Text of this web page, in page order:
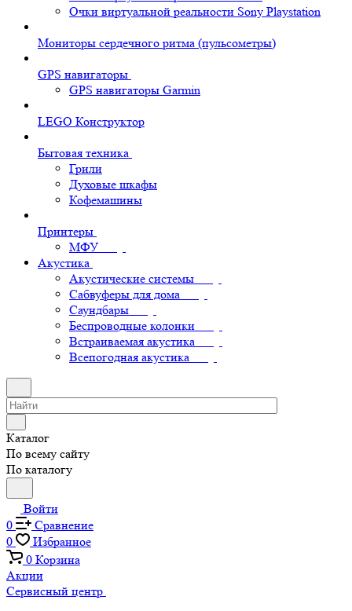
Очки виртуальной реальности Sony Playstation
Мониторы сердечного ритма (пульсометры)
GPS навигаторы
GPS навигаторы Garmin
LEGO Конструктор
Бытовая техника
Грили
Духовые шкафы
Кофемашины
Принтеры
МФУ
Акустика
Акустические системы
Сабвуферы для дома
Саундбары
Беспроводные колонки
Встраиваемая акустика
Всепогодная акустика
Каталог
По всему сайту
По каталогу
Войти
0
Сравнение
0
Избранное
0 Корзина
Акции
Сервисный центр